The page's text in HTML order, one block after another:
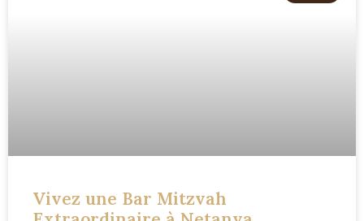
Vivez une Bar Mitzvah